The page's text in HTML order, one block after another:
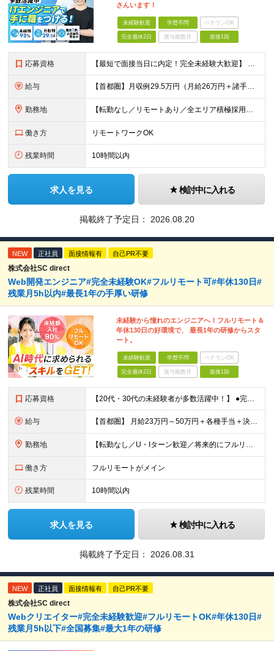
さんいます！
未経験歓迎 学歴不問 ベテランOK
完全週休2日 賞与複数月 面接1回
応募資格 【最短で面接当日に内定！完全未経験大歓迎】 ・業種／職種未経験歓迎 ・社会人デビュー、第二新卒、既卒者大歓迎 ・学歴不問（文系、理系不問） ・20代～30代、男女問わず活躍中 ・服装、髪色自由 ・明確
給与 【首都圏】月収例29.5万円（月給26万円＋諸手当） 【東海・関西】月収例28.5万円（月給25万円＋諸手当） 【九州】月収例26万円（月給23万円＋諸手当） ※経験・スキル・前職給与を踏まえ、総合
勤務地 【転勤なし／リモートあり／全エリア積極採用中】 ・大手企業のプロジェクトが中心 ・勤務エリアは希望を考慮し決定 ・研修はリモートメインで実施します ・U&Iターンの方も大歓迎◎ ＜主なエリア＞ ■首
働き方 リモートワークOK
残業時間 10時間以内
求人を見る 検討中に入れる
掲載終了予定日： 2026.08.20
NEW 正社員 面接情報有 自己PR不要
株式会社SC direct
Web開発エンジニア#完全未経験OK#フルリモート可#年休130日#
残業月5h以内#最長1年の手厚い研修
未経験から憧れのエンジニアへ！フルリモート＆
年休130日の好環境で、 最長1年の研修からスタ
ート。
未経験歓迎 学歴不問 ベテランOK
完全週休2日 賞与複数月 面接1回
応募資格 【20代・30代の未経験者が多数活躍中！】 ●完全未経験、第二新卒、既卒、フリーターの方大歓迎！ ●学歴・職歴・転職回数・ブランク一切不問 ※34歳までの方（若年層の長期キャリア形成を図るため） ★
給与 【首都圏】 月給23万円～50万円＋各種手当＋決算賞与 【大阪】 月給22万円～50万円＋各種手当＋決算賞与 【愛知】 月給21.5万円～50万円＋各種手当＋決算賞与 【福岡・宮城】 月給20万
勤務地 【転勤なし／U・Iターン歓迎／将来的にフルリモートOK】 本社（新宿区）、大阪支店、名古屋支店または東京都・神奈川県・千葉県・埼玉県・愛知県・大阪府・福岡県をはじめ、全国のプロジェクト先 ※ご希望を
働き方 フルリモートがメイン
残業時間 10時間以内
求人を見る 検討中に入れる
掲載終了予定日： 2026.08.31
NEW 正社員 面接情報有 自己PR不要
株式会社SC direct
Webクリエイター#完全未経験歓迎#フルリモートOK#年休130日#
残業月5h以下#全国募集#最大1年の研修